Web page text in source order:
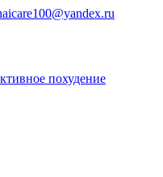
похудение